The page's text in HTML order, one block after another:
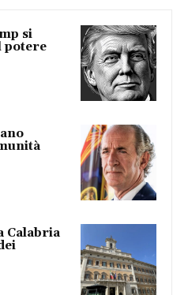
si
potere
Calabria